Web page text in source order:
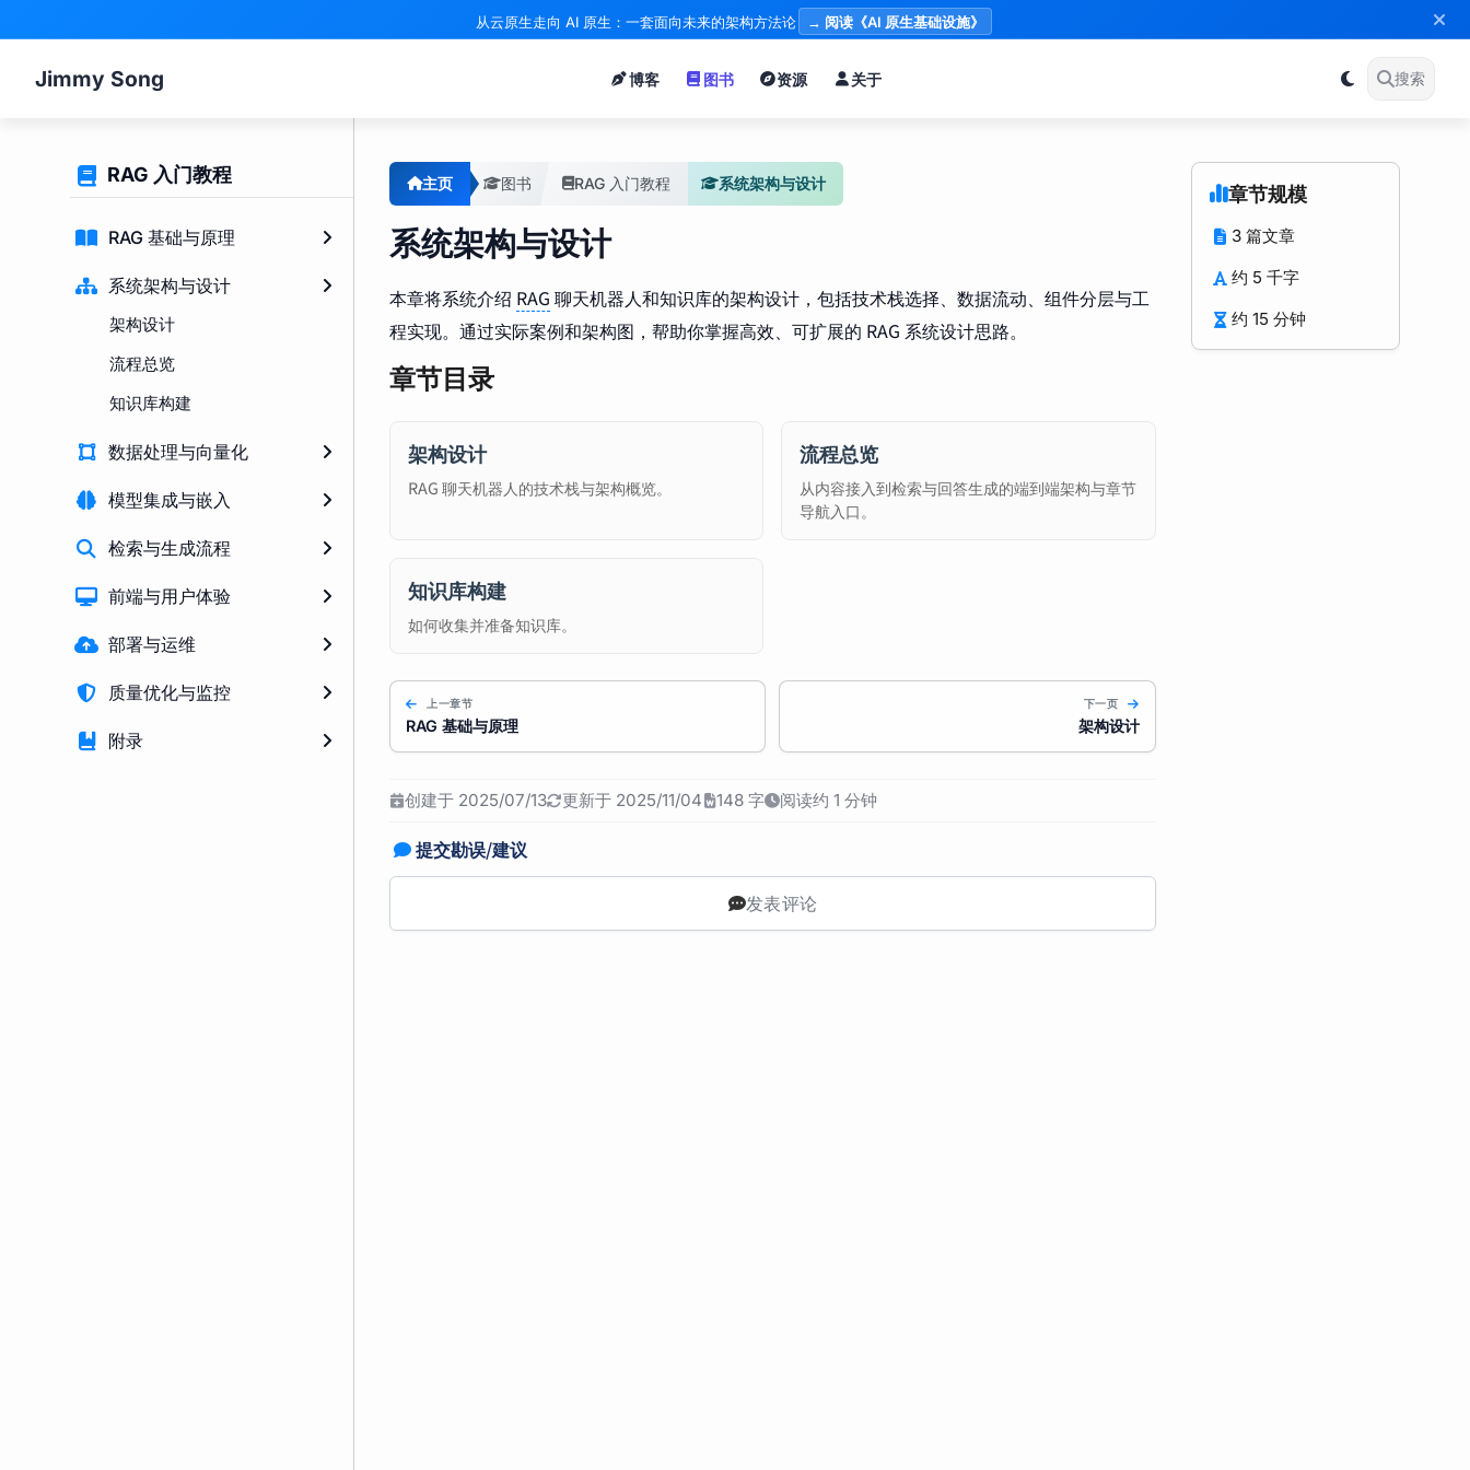
从云原生走向 AI 原生：一套面向未来的架构方法论 → 阅读《AI 原生基础设施》
Jimmy Song 博客 图书 资源 关于 搜索
RAG 入门教程
RAG 基础与原理
系统架构与设计
架构设计
流程总览
知识库构建
数据处理与向量化
模型集成与嵌入
检索与生成流程
前端与用户体验
部署与运维
质量优化与监控
附录
主页 图书 RAG 入门教程 系统架构与设计
系统架构与设计
本章将系统介绍 RAG 聊天机器人和知识库的架构设计，包括技术栈选择、数据流动、组件分层与工
程实现。通过实际案例和架构图，帮助你掌握高效、可扩展的 RAG 系统设计思路。
章节目录
架构设计
RAG 聊天机器人的技术栈与架构概览。
流程总览
从内容接入到检索与回答生成的端到端架构与章节
导航入口。
知识库构建
如何收集并准备知识库。
上一章节
RAG 基础与原理
下一页
架构设计
创建于 2025/07/13 更新于 2025/11/04 148 字 阅读约 1 分钟
提交勘误/建议
发表评论
章节规模
3 篇文章
约 5 千字
约 15 分钟